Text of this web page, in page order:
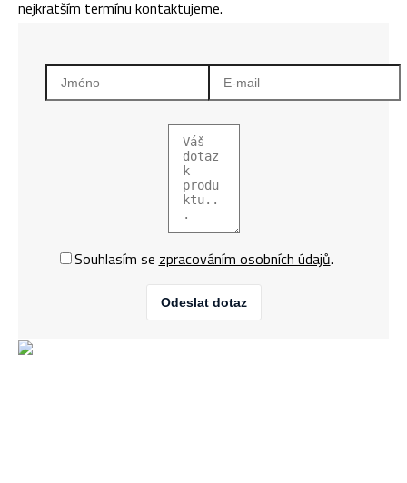
nejkratším termínu kontaktujeme.
Souhlasím se zpracováním osobních údajů.
Odeslat dotaz